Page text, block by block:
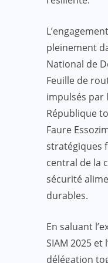
pleinement
National de
Feuille de
impulsés par
République
Faure
stratégiques
central de la
sécurité
durables.
En saluant
SIAM 2025 et
délégation